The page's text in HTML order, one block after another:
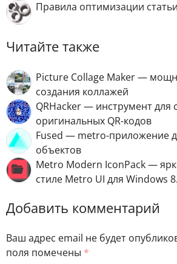
Правила оптимизации
Читайте также
Picture Collage Maker —
создания коллажей
QRHacker — инструмент для
оригинальных QR-кодов
Fused — metro-приложение
объектов
Metro Modern IconPack —
стиле Metro UI для Windows
Добавить комментарий
Ваш адрес email не будет
поля помечены *